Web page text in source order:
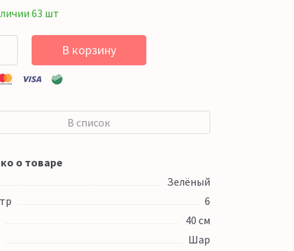
63 шт
В корзину
В список
о товаре
Зелёный
6
40 см
Шар